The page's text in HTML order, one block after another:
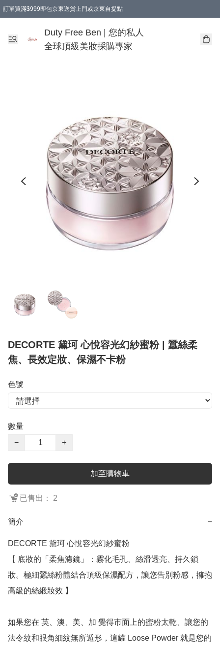
訂單買滿$999即包京東送貨上門或京東自提點
Duty Free Ben | 您的私人
全球頂級美妝採購專家
DECORTE 黛珂 心悅容光幻紗蜜粉 | 蠶絲柔
焦、長效定妝、保濕不卡粉
色號
數量
−
+
加至購物車
已售出： 2
簡介 −
DECORTE 黛珂 心悅容光幻紗蜜粉
【 底妝的「柔焦濾鏡」：霧化毛孔、絲滑透亮、持久鎖
妝。極細蠶絲粉體結合頂級保濕配方，讓您告別粉感，擁抱
高級的絲緞妝效 】
如果您在 英、澳、美、加 覺得市面上的蜜粉太乾、讓您的
法令紋和眼角細紋無所遁形，這罐 Loose Powder 就是您的